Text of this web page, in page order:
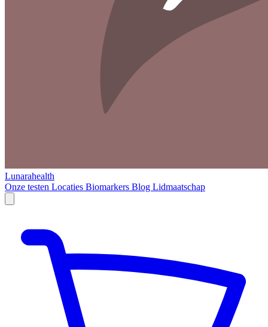
Lunarahealth
Onze testen Locaties Biomarkers Blog Lidmaatschap